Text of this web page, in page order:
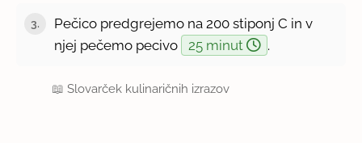
3.
Pečico predgrejemo na 200 stiponj C in v
njej pečemo pecivo
25 minut .
📖Slovarček kulinaričnih izrazov